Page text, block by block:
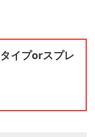
イプorスプレ